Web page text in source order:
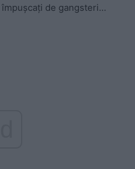
de gangsteri…